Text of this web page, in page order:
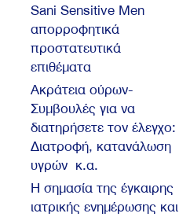
Sani Sensitive Men
απορροφητικά
προστατευτικά
επιθέματα
Ακράτεια ούρων-
Συμβουλές για να
διατηρήσετε τον έλεγχο:
Διατροφή, κατανάλωση
υγρών κ.α.
Η σημασία της έγκαιρης
ιατρικής ενημέρωσης και